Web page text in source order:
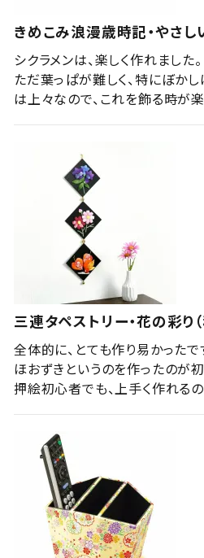
きめこみ浪漫歳時記・やさし
シクラメンは、楽しく作れました。
ただ葉っぱが難しく、特にぼか
は上々なので、これを飾る時が楽
三連タペストリー・花の彩り（
全体的に、とても作り易かったで
ほおずきというのを作ったのが
押絵初心者でも、上手く作れるの